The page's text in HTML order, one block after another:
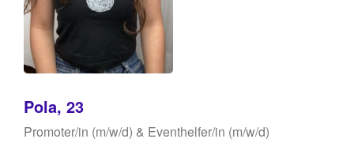
Pola, 23
Promoter/in (m/w/d) & Eventhelfer/in (m/w/d)